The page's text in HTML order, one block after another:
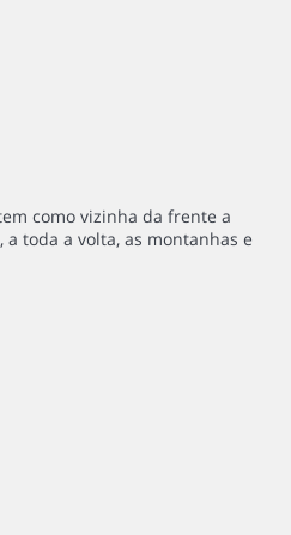
como vizinha da frente a
a toda a volta, as montanhas e